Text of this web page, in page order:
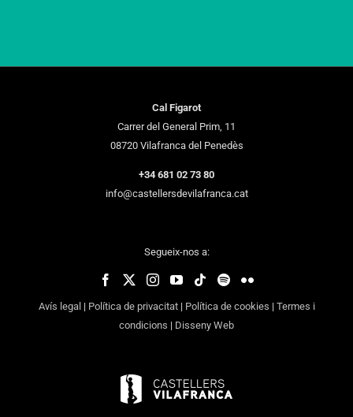
Cal Figarot
Carrer del General Prim, 11
08720 Vilafranca del Penedès
+34 681 02 73 80
info@castellersdevilafranca.cat
Segueix-nos a:
Avís legal| Política de privacitat| Política de cookies | Termes i
condicions | Disseny Web